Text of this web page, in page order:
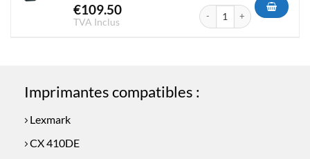
€109.50
TVA Inclus
quantité de Toner Lexmark
Imprimantes compatibles :
Lexmark
CX 410DE